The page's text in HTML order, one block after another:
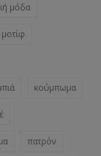
μόδα
κούμπωμα
πατρόν